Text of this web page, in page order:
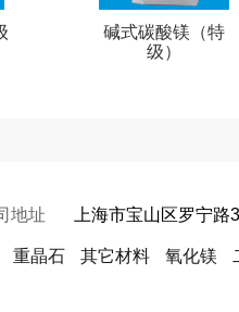
碱式碳酸镁（特
级）
地址 上海市宝山区罗宁
重晶石 其它材料 氧化镁